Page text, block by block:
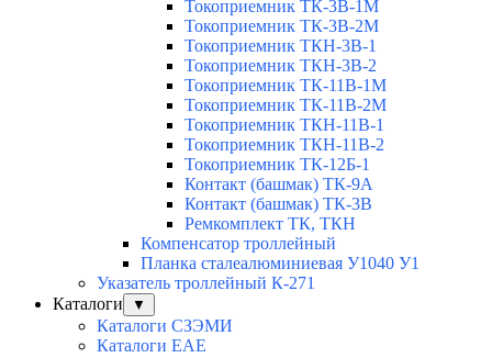
Токоприемник ТК-3В-1М
Токоприемник ТК-3В-2М
Токоприемник ТКН-3В-1
Токоприемник ТКН-3В-2
Токоприемник ТК-11В-1М
Токоприемник ТК-11В-2М
Токоприемник ТКН-11В-1
Токоприемник ТКН-11В-2
Токоприемник ТК-12Б-1
Контакт (башмак) ТК-9А
Контакт (башмак) ТК-3В
Ремкомплект ТК, ТКН
Компенсатор троллейный
Планка сталеалюминиевая У1040 У1
Указатель троллейный К-271
Каталоги
▼
Каталоги СЗЭМИ
Каталоги EAE